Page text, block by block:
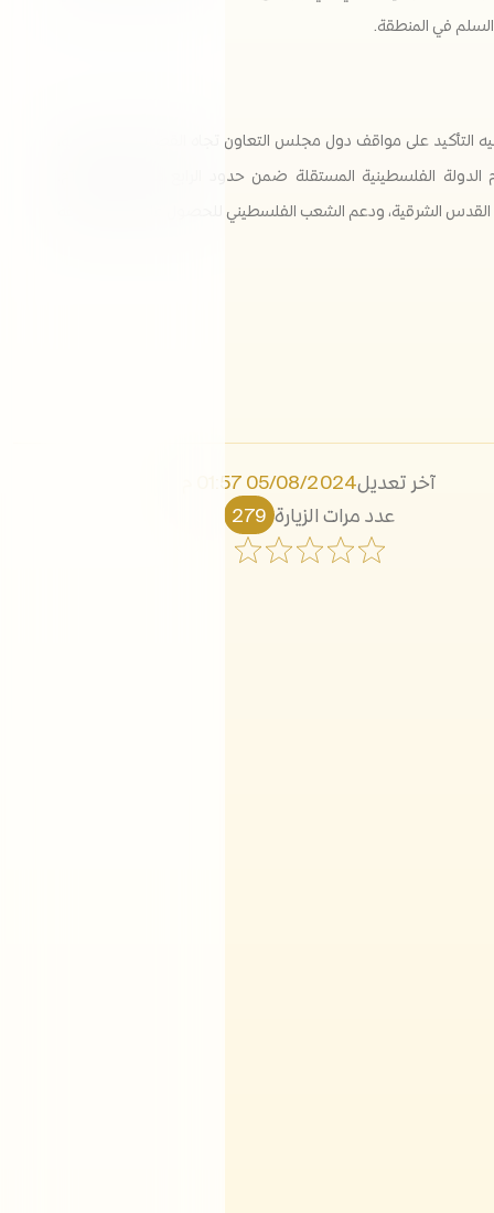
في المنطقة.
التأكيد على مواقف دول مجلس التعاون تجاه القضية الفلسطينية،
الشرقية، ودعم الشعب الفلسطيني للحصول على كافة حقوقه
آخر تعديل05/08/2024 01:57 م
عدد مرات الزيارة 279